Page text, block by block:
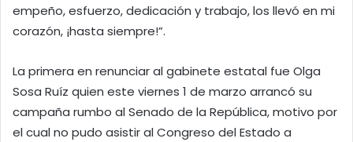
empeño, esfuerzo, dedicación y trabajo, los llevó en mi
corazón, ¡hasta siempre!”.
La primera en renunciar al gabinete estatal fue Olga
Sosa Ruíz quien este viernes 1 de marzo arrancó su
campaña rumbo al Senado de la República, motivo por
el cual no pudo asistir al Congreso del Estado a